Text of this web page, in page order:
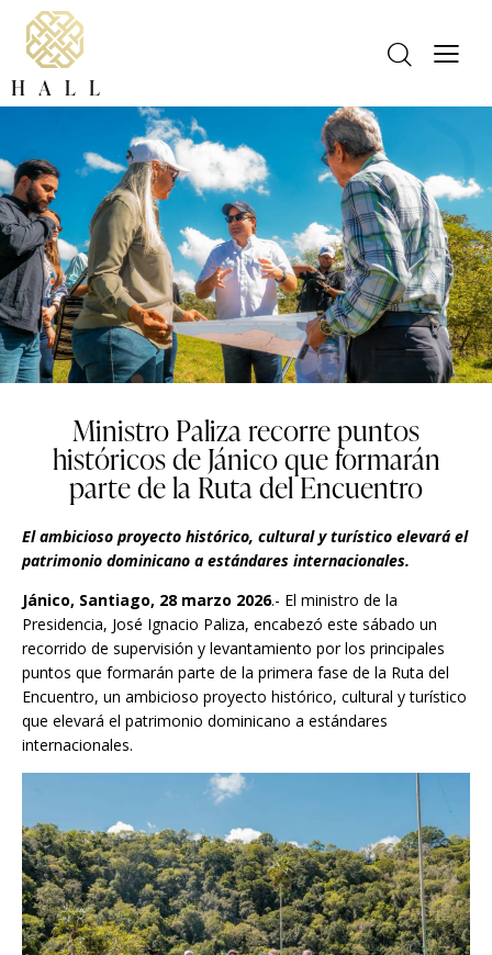
Ministro Paliza recorre puntos
históricos de Jánico que formarán
parte de la Ruta del Encuentro
El ambicioso proyecto histórico, cultural y turístico elevará el
patrimonio dominicano a estándares internacionales.
Jánico, Santiago, 28 marzo 2026.- El ministro de la
Presidencia, José Ignacio Paliza, encabezó este sábado un
recorrido de supervisión y levantamiento por los principales
puntos que formarán parte de la primera fase de la Ruta del
Encuentro, un ambicioso proyecto histórico, cultural y turístico
que elevará el patrimonio dominicano a estándares
internacionales.